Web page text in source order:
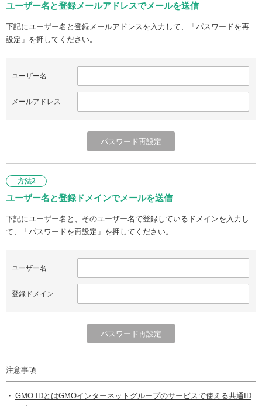
ユーザー名と登録メールアドレスでメールを送信
下記にユーザー名と登録メールアドレスを入力して、「パスワードを再
設定」を押してください。
ユーザー名
メールアドレス
方法2
ユーザー名と登録ドメインでメールを送信
下記にユーザー名と、そのユーザー名で登録しているドメインを入力し
て、「パスワードを再設定」を押してください。
ユーザー名
登録ドメイン
注意事項
GMO IDとはGMOインターネットグループのサービスで使える共通ID